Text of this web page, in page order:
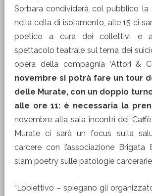
Sorbara condividerà col pubblico la
nella cella di isolamento, alle 15 ci
poetico a cura dei collettivi e
spettacolo teatrale sul tema dei
opera della compagnia ‘Attori &
novembre si potrà fare un tour
delle Murate, con un doppio
alle ore 11: è necessaria la
novembre alla sala incontri del
Murate ci sarà un focus sulla
carcere con l’associazione Brigata
slam poetry sulle patologie
“L’obiettivo – spiegano gli